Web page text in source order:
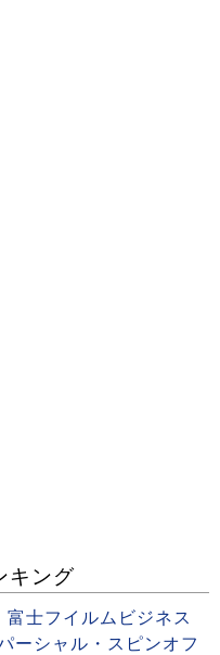
キング
士フイルムビジネス
ーシャル・スピンオフ